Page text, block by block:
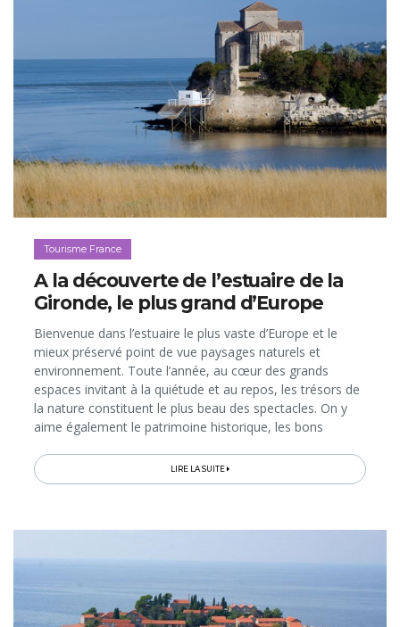
Tourisme France
A la découverte de l’estuaire de la
Gironde, le plus grand d’Europe
Bienvenue dans l’estuaire le plus vaste d’Europe et le
mieux préservé point de vue paysages naturels et
environnement. Toute l’année, au cœur des grands
espaces invitant à la quiétude et au repos, les trésors de
la nature constituent le plus beau des spectacles. On y
aime également le patrimoine historique, les bons
d’activités à pratiquer...
LIRE LA SUITE